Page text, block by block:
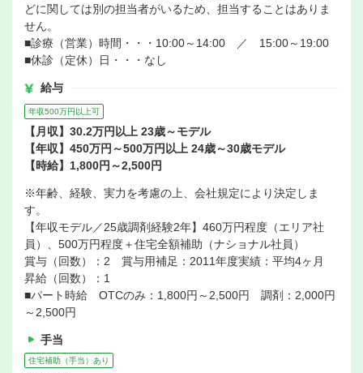
どに関しては別の担当者がいるため、担当することはありま
せん。
■診療（営業）時間・・・10:00～14:00 ／ 15:00～19:00
■休診（定休）日・・・なし
給与
年収500万円以上可
【月収】30.2万円以上 23歳～モデル
【年収】450万円～500万円以上 24歳～30歳モデル
【時給】1,800円～2,500円
※年齢、経験、実力を考慮の上、会社規定により決定しま
す。
【年収モデル／25歳調剤経験2年】460万円程度（エリア社
員）、500万円程度＋住宅全額補助（ナショナル社員）
賞与（回数）：2 賞与用補足：2011年度実績：平均4ヶ月
昇給（回数）：1
■パート時給 OTCのみ：1,800円～2,500円 調剤：2,000円
～2,500円
手当
住宅補助（手当）あり